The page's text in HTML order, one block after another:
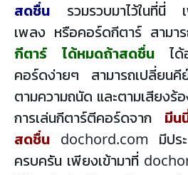
สดชื่น รวมรวบมาไว้ในที่นี่
เพลง หรือคอร์ดกีตาร์ สามา
กีตาร์ ได้หมดถ้าสดชื่น ได้
คอร์ดง่ายๆ สามารถเปลี่ยน
ตามความถนัด และตามเสียงร้
การเล่นกีตาร์ตีคอร์ดจาก มีน
สดชื่น dochord.com มีประ
ครบครัน เพียงเข้ามาที่